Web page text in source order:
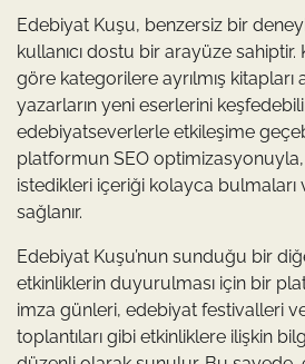
Edebiyat Kuşu, benzersiz bir
kullanıcı dostu bir arayüze sahiptir.
göre kategorilere ayrılmış kitapları
yazarların yeni eserlerini
edebiyatseverlerle etkileşime
platformun SEO optimizasyonuyla,
istedikleri içeriği kolayca bulmaları
sağlanır.
Edebiyat Kuşu’nun sunduğu bir
etkinliklerin duyurulması için bir
imza günleri, edebiyat festivalleri
toplantıları gibi etkinliklere ilişkin